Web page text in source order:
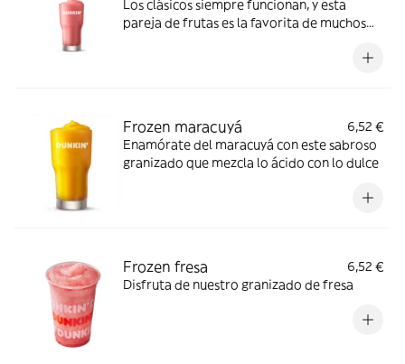
Los clásicos siempre funcionan, y esta
pareja de frutas es la favorita de muchos
Frozen maracuyá
6,52 €
Enamórate del maracuyá con este sabroso
granizado que mezcla lo ácido con lo dulce
Frozen fresa
6,52 €
Disfruta de nuestro granizado de fresa